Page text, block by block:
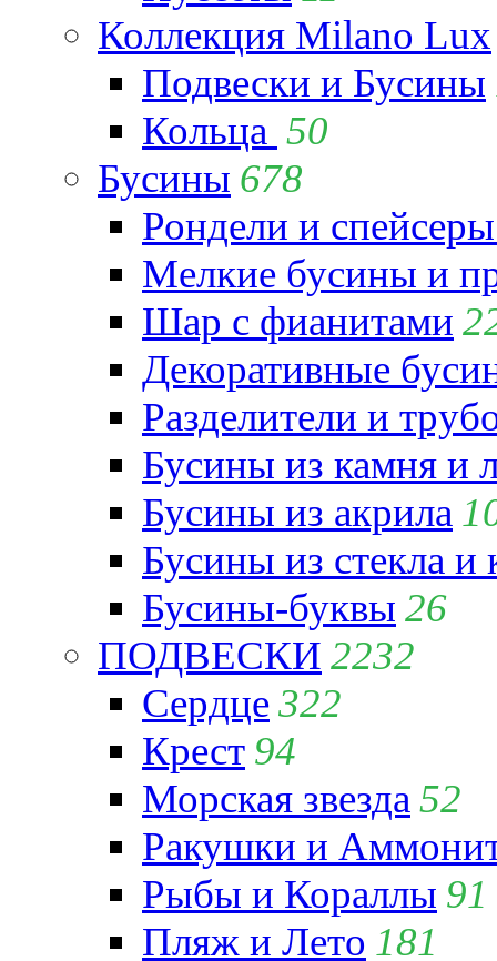
Коллекция Milano Lux
Подвески и Бусины
Кольца 50
Бусины 678
Рондели и
Мелкие бусины и
Шар с фианитами
Декоративные
Разделители и
Бусины из камня и
Бусины из акрила
Бусины из стекла и
Бусины-буквы 26
ПОДВЕСКИ 2232
Сердце322
Крест 94
Морская звезда 52
Ракушки и
Рыбы и Кораллы 91
Пляж и Лето 181